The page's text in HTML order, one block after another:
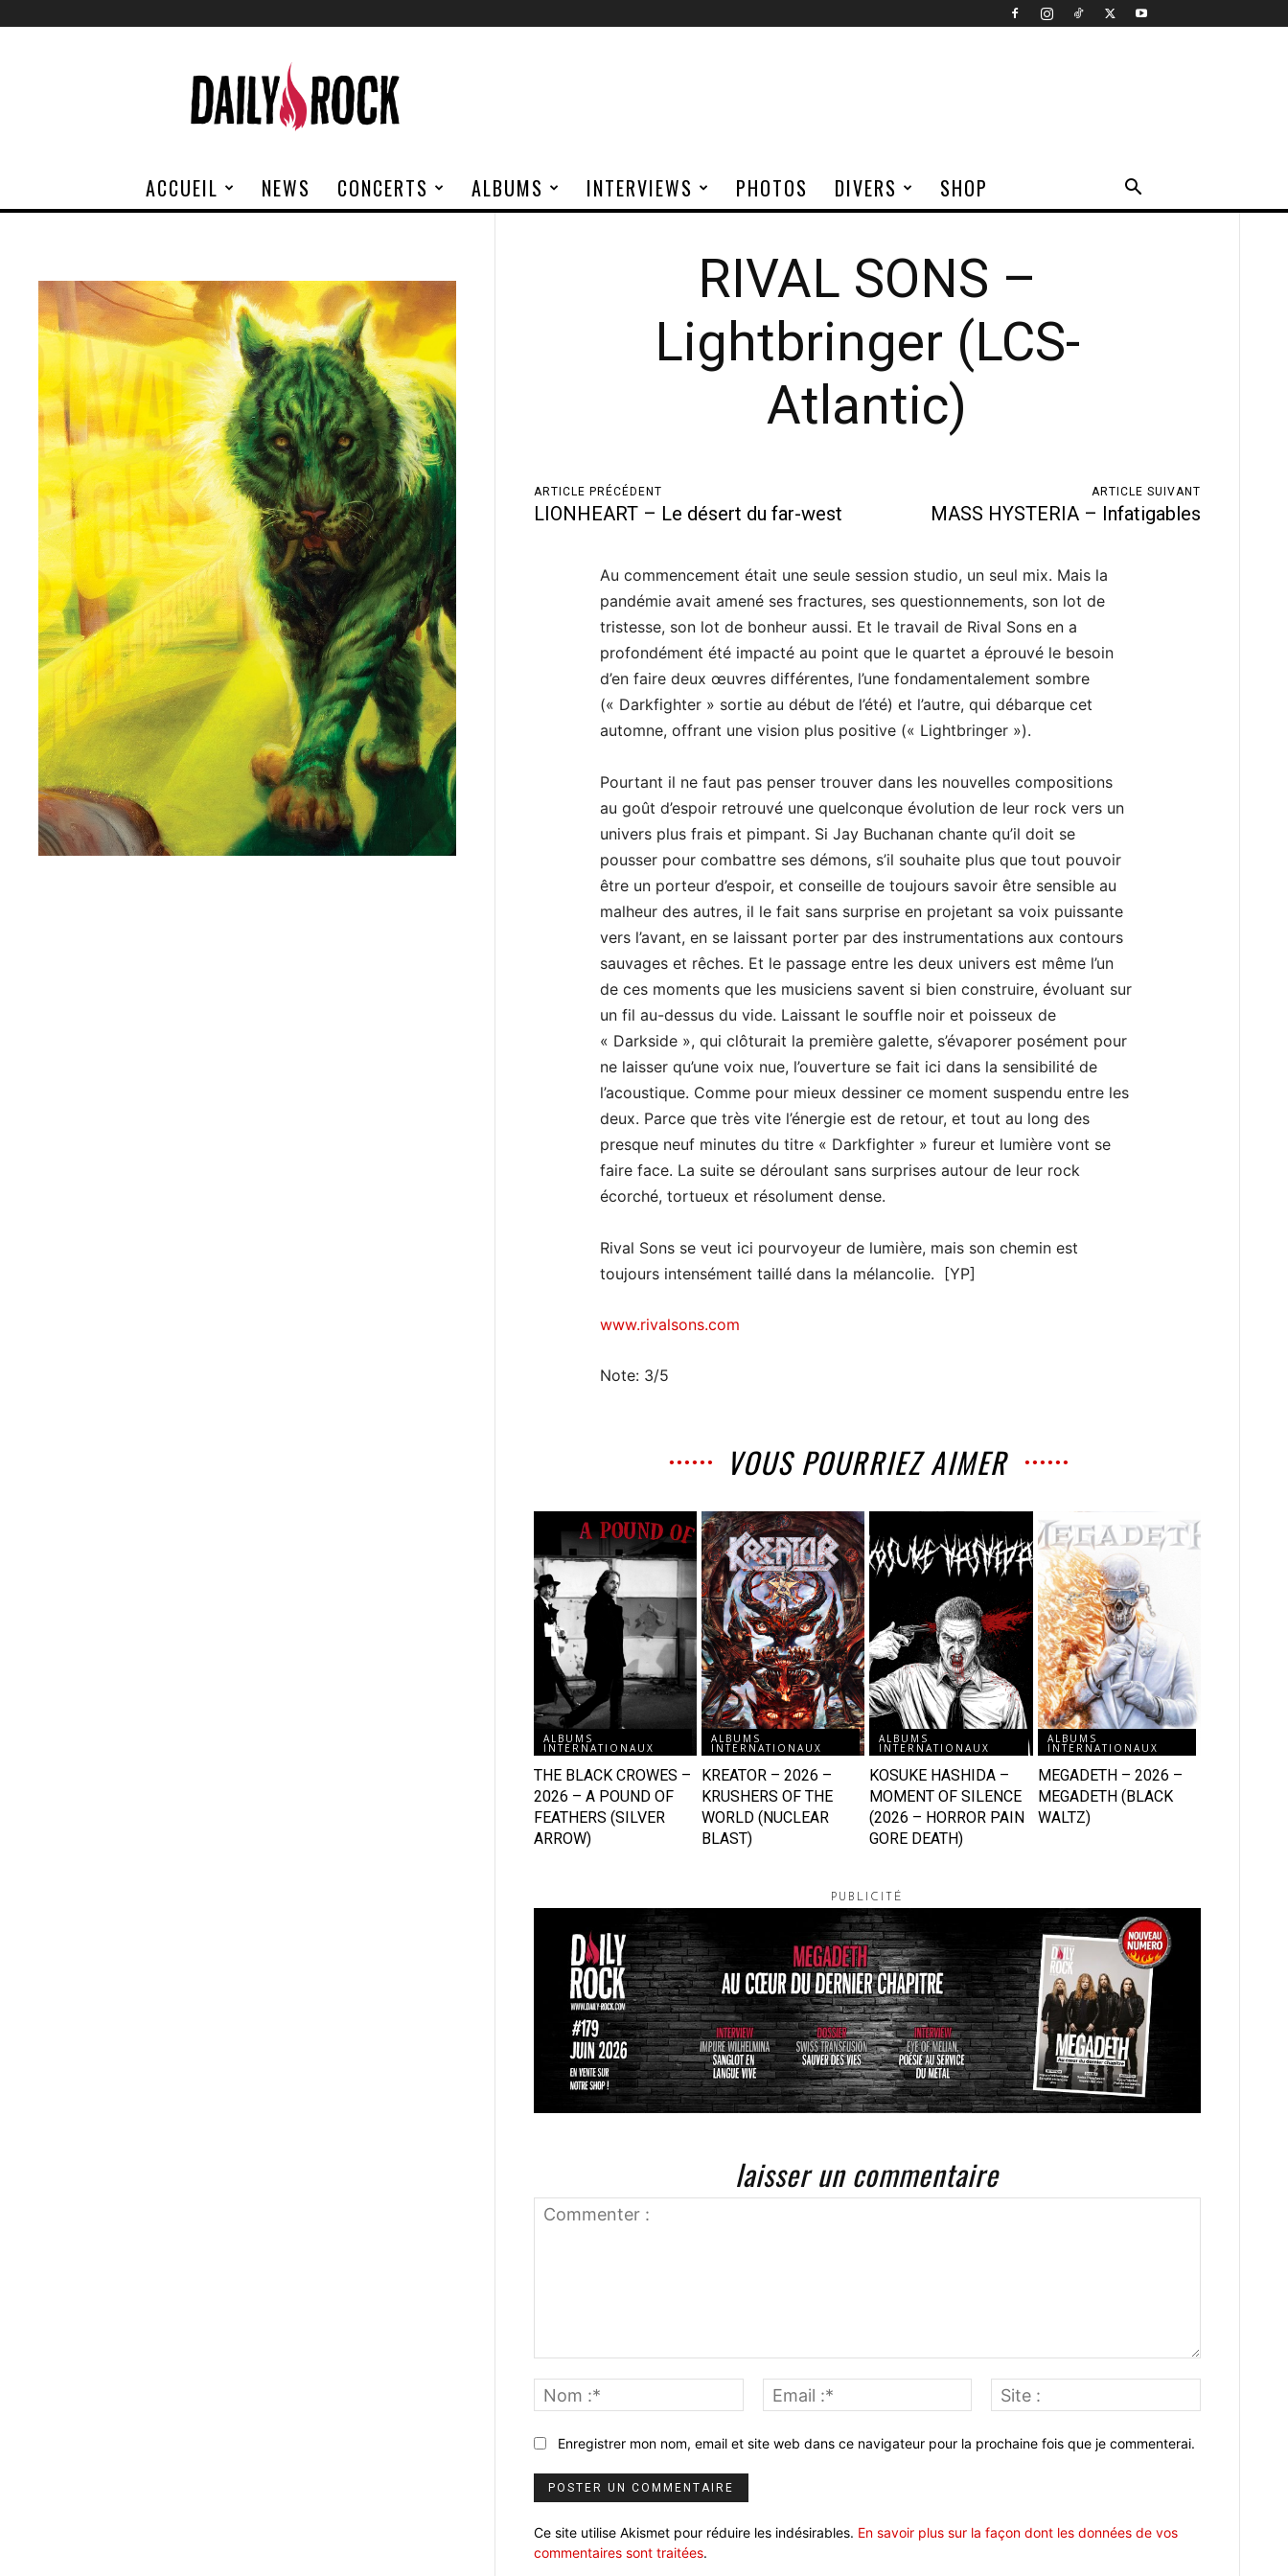
Rock
ACCUEIL NEWS CONCERTS ALBUMS INTERVIEWS PHOTOS DIVERS SHOP
RIVAL SONS –
Lightbringer (LCS-
Atlantic)
ARTICLE PRÉCÉDENT
LIONHEART – Le désert du far-west
ARTICLE SUIVANT
MASS HYSTERIA – Infatigables
Au commencement était une seule session studio, un seul mix. Mais la
pandémie avait amené ses fractures, ses questionnements, son lot de
tristesse, son lot de bonheur aussi. Et le travail de Rival Sons en a
profondément été impacté au point que le quartet a éprouvé le besoin
d’en faire deux œuvres différentes, l’une fondamentalement sombre
(« Darkfighter » sortie au début de l’été) et l’autre, qui débarque cet
automne, offrant une vision plus positive (« Lightbringer »).
Pourtant il ne faut pas penser trouver dans les nouvelles compositions
au goût d’espoir retrouvé une quelconque évolution de leur rock vers un
univers plus frais et pimpant. Si Jay Buchanan chante qu’il doit se
pousser pour combattre ses démons, s’il souhaite plus que tout pouvoir
être un porteur d’espoir, et conseille de toujours savoir être sensible au
malheur des autres, il le fait sans surprise en projetant sa voix puissante
vers l’avant, en se laissant porter par des instrumentations aux contours
sauvages et rêches. Et le passage entre les deux univers est même l’un
de ces moments que les musiciens savent si bien construire, évoluant sur
un fil au-dessus du vide. Laissant le souffle noir et poisseux de
« Darkside », qui clôturait la première galette, s’évaporer posément pour
ne laisser qu’une voix nue, l’ouverture se fait ici dans la sensibilité de
l’acoustique. Comme pour mieux dessiner ce moment suspendu entre les
deux. Parce que très vite l’énergie est de retour, et tout au long des
presque neuf minutes du titre « Darkfighter » fureur et lumière vont se
faire face. La suite se déroulant sans surprises autour de leur rock
écorché, tortueux et résolument dense.
Rival Sons se veut ici pourvoyeur de lumière, mais son chemin est
toujours intensément taillé dans la mélancolie. [YP]
www.rivalsons.com
Note: 3/5
VOUS POURRIEZ AIMER
ALBUMS
INTERNATIONAUX
THE BLACK CROWES –
2026 – A POUND OF
FEATHERS (SILVER
ARROW)
ALBUMS
INTERNATIONAUX
KREATOR – 2026 –
KRUSHERS OF THE
WORLD (NUCLEAR
BLAST)
ALBUMS
INTERNATIONAUX
KOSUKE HASHIDA –
MOMENT OF SILENCE
(2026 – HORROR PAIN
GORE DEATH)
ALBUMS
INTERNATIONAUX
MEGADETH – 2026 –
MEGADETH (BLACK
WALTZ)
PUBLICITÉ
laisser un commentaire
:*
Email
:*
:
Enregistrer mon nom, email et site web dans ce navigateur pour la prochaine fois que je commenterai.
Ce site utilise Akismet pour réduire les indésirables. En savoir plus sur la façon dont les données de vos
commentaires sont traitées.